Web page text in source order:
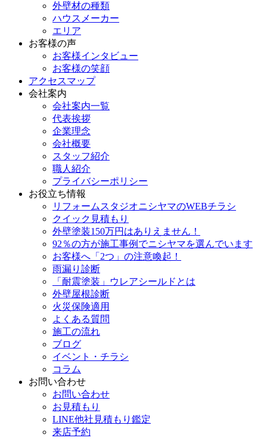
外壁材の種類
ハウスメーカー
エリア
お客様の声
お客様インタビュー
お客様の笑顔
アクセスマップ
会社案内
会社案内一覧
代表挨拶
企業理念
会社概要
スタッフ紹介
職人紹介
プライバシーポリシー
お役立ち情報
リフォームスタジオニシヤマのWEBチラシ
クイック見積もり
外壁塗装150万円はありえません！
92％の方が施工事例でニシヤマを選んでいます
お客様へ「2つ」の注意喚起！
雨漏り診断
「耐震塗装」ウレアシールドとは
外壁屋根診断
火災保険適用
よくある質問
施工の流れ
ブログ
イベント・チラシ
コラム
お問い合わせ
お問い合わせ
お見積もり
LINE他社見積もり鑑定
来店予約